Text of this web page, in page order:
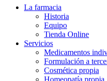
La farmacia
Historia
Equipo
Tienda Online
Servicios
Medicamentos
Formulación a
Cosmética propia
Homeopatía propia